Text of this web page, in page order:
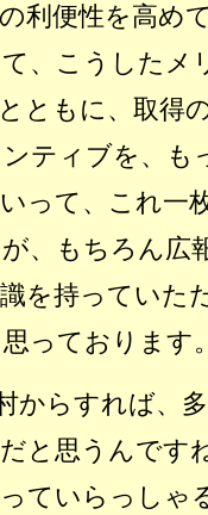
利便性を高め
、こうしたメ
ともに、取得
ティブを、も
って、これ一
、もちろん広
を持っていた
っております
らすれば、
と思うんです
ていらっしゃ